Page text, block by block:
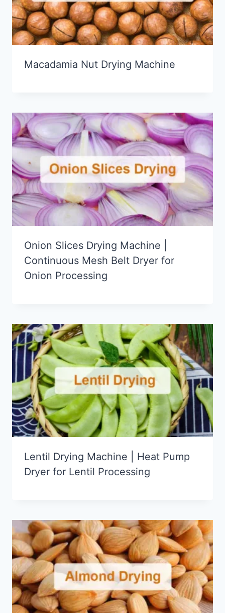
Macadamia Nut Drying Machine
Onion Slices Drying Machine |
Continuous Mesh Belt Dryer for
Onion Processing
Lentil Drying Machine | Heat Pump
Dryer for Lentil Processing